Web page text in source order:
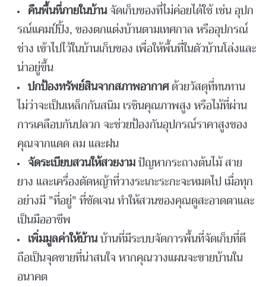
คืนพื้นที่ภายในบ้านจัดเก็บของที่ไม่ค่อยได้ใช้ เช่น อุปก
รณ์แคมป์ปิ้ง, ของตกแต่งบ้านตามเทศกาล หรืออุปกรณ์
ช่าง เข้าไปไว้ในบ้านเก็บของ เพื่อให้พื้นที่ในตัวบ้านโล่งและ
น่าอยู่ขึ้น
ปกป้องทรัพย์สินจากสภาพอากาศด้วยวัสดุที่ทนทาน
ไม่ว่าจะเป็นเหล็กกันสนิม เรซินคุณภาพสูง หรือไม้ที่ผ่าน
การเคลือบกันปลวก จะช่วยป้องกันอุปกรณ์ราคาสูงของ
คุณจากแดด ลม และฝน
จัดระเบียบสวนให้สวยงามปัญหากระถางต้นไม้ สาย
ยาง และเครื่องตัดหญ้าที่วางระเกะระกะจะหมดไป เมื่อทุก
อย่างมี "ที่อยู่" ที่ชัดเจน ทำให้สวนของคุณดูสะอาดตาและ
เป็นมืออาชีพ
เพิ่มมูลค่าให้บ้านบ้านที่มีระบบจัดการพื้นที่จัดเก็บที่ดี
ถือเป็นจุดขายที่น่าสนใจ หากคุณวางแผนจะขายบ้านใน
อนาคต